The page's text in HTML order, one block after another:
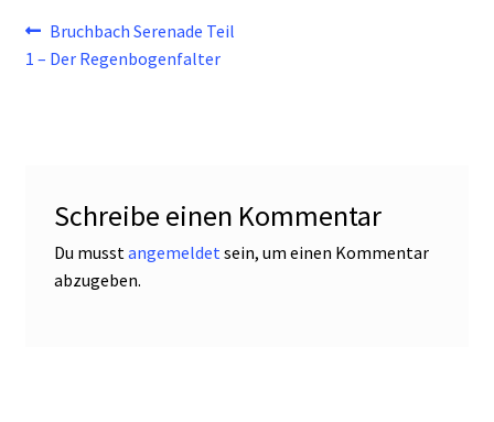
Beitragsnavigation
Vorheriger
Beitrag:
Bruchbach Serenade Teil
1 – Der Regenbogenfalter
Schreibe einen Kommentar
Du musst angemeldet sein, um einen Kommentar
abzugeben.